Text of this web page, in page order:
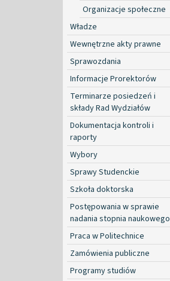
Organizacje społeczne
Władze
Wewnętrzne akty prawne
Sprawozdania
Informacje Prorektorów
Terminarze posiedzeń i
składy Rad Wydziałów
Dokumentacja kontroli i
raporty
Wybory
Sprawy Studenckie
Szkoła doktorska
Postępowania w sprawie
nadania stopnia naukowego
Praca w Politechnice
Zamówienia publiczne
Programy studiów